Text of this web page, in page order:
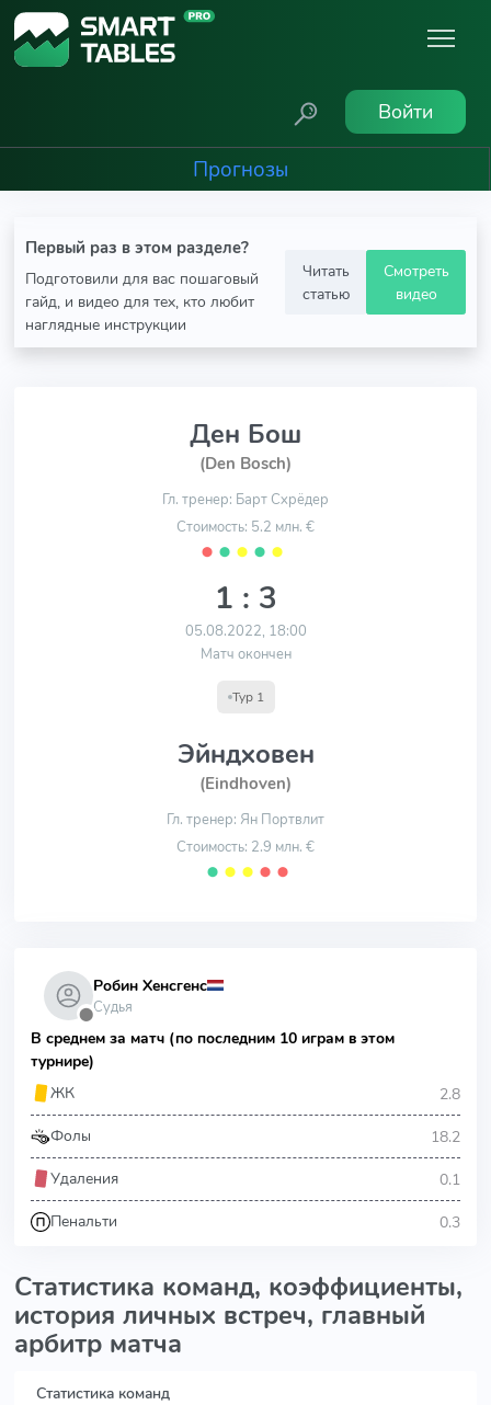
Войти
Прогнозы
Первый раз в этом разделе?
Подготовили для вас пошаговый
гайд, и видео для тех, кто любит
наглядные инструкции
Читать
статью
Смотреть
видео
Ден Бош
(Den Bosch)
Гл. тренер: Барт Схрёдер
Стоимость: 5.2 млн. €
⬤ ⬤ ⬤ ⬤ ⬤
1 : 3
05.08.2022, 18:00
Матч окончен
Тур 1
Эйндховен
(Eindhoven)
Гл. тренер: Ян Портвлит
Стоимость: 2.9 млн. €
⬤ ⬤ ⬤ ⬤ ⬤
⬤
Робин Хенсгенс
Судья
В среднем за матч (по последним 10 играм в этом
турнире)
ЖК
2.8
Фолы 18.2
Удаления 0.1
Пенальти 0.3
Статистика команд, коэффициенты,
история личных встреч, главный
арбитр матча
Статистика команд